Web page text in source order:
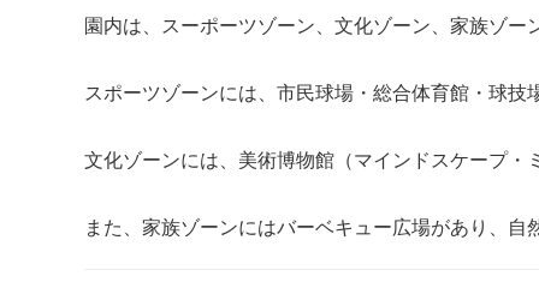
園内は、スーポーツゾーン、文化ゾーン、家族ゾ
スポーツゾーンには、市民球場・総合体育館・球
文化ゾーンには、美術博物館（マインドスケープ
また、家族ゾーンにはバーベキュー広場があり、